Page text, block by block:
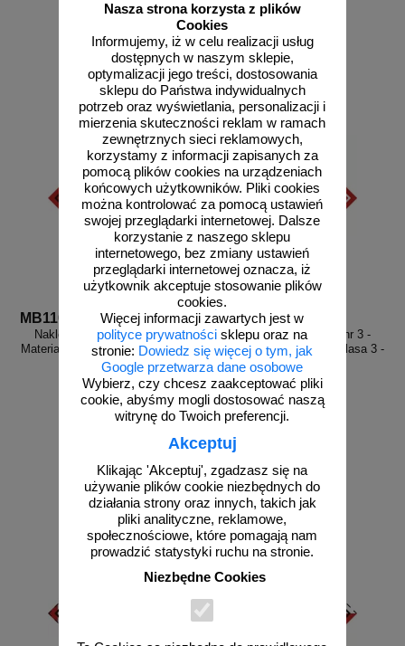
Nasza strona korzysta z plików
Cookies
Informujemy, iż w celu realizacji usług
dostępnych w naszym sklepie,
optymalizacji jego treści, dostosowania
sklepu do Państwa indywidualnych
potrzeb oraz wyświetlania, personalizacji i
mierzenia skuteczności reklam w ramach
zewnętrznych sieci reklamowych,
korzystamy z informacji zapisanych za
pomocą plików cookies na urządzeniach
końcowych użytkowników. Pliki cookies
można kontrolować za pomocą ustawień
swojej przeglądarki internetowej. Dalsze
korzystanie z naszego sklepu
internetowego, bez zmiany ustawień
przeglądarki internetowej oznacza, iż
użytkownik akceptuje stosowanie plików
cookies.
Więcej informacji zawartych jest w
polityce prywatności sklepu oraz na
stronie: Dowiedz się więcej o tym, jak
Google przetwarza dane osobowe
Wybierz, czy chcesz zaakceptować pliki
cookie, abyśmy mogli dostosować naszą
witrynę do Twoich preferencji.
Akceptuj
Klikając 'Akceptuj', zgadzasz się na
używanie plików cookie niezbędnych do
działania strony oraz innych, takich jak
pliki analityczne, reklamowe,
społecznościowe, które pomagają nam
prowadzić statystyki ruchu na stronie.
Niezbędne Cookies
od 2,28 zł
1,85 zł netto
do koszyka
od 2,28 zł
1,85 zł netto
do koszyka
MB110
Naklejka ADR podklasa nr 3 -
Materiały ciekłe zapalne. Klasa 3 -
MB110
1,85 zł netto
do koszyka
MB111
Naklejka ADR podklasa nr 3 -
Materiały ciekłe zapalne. Klasa 3 -
MB111
1,85 zł netto
do koszyka